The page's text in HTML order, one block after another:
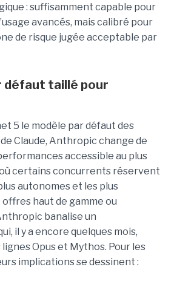
: suffisamment capable pour
avancés, mais calibré pour
de risque jugée acceptable par
défaut taillé pour
5 le modèle par défaut des
Claude, Anthropic change de
accessible au plus
certains concurrents réservent
autonomes et les plus
haut de gamme ou
banalise un
il y a encore quelques mois,
Opus et Mythos. Pour les
implications se dessinent :